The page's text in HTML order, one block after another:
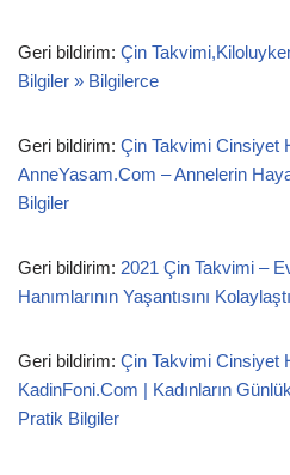
Geri bildirim: Çin
Bilgiler » Bilgilerce
Geri bildirim: Çin Takvimi Cinsiyet
AnneYasam.Com – Annelerin
Bilgiler
Geri bildirim: 2021 Çin Takvimi –
Hanımlarının Yaşantısını
Geri bildirim: Çin Takvimi Cinsiyet
KadinFoni.Com | Kadınların
Pratik Bilgiler